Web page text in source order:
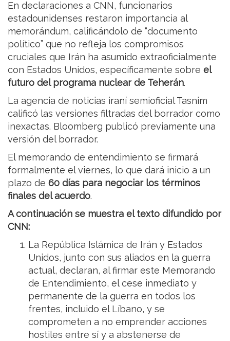
En declaraciones a CNN, funcionarios
estadounidenses restaron importancia al
memorándum, calificándolo de “documento
político” que no refleja los compromisos
cruciales que Irán ha asumido extraoficialmente
con Estados Unidos, específicamente sobre el
futuro del programa nuclear de Teherán.
La agencia de noticias iraní semioficial Tasnim
calificó las versiones filtradas del borrador como
inexactas. Bloomberg publicó previamente una
versión del borrador.
El memorando de entendimiento se firmará
formalmente el viernes, lo que dará inicio a un
plazo de 60 días para negociar los términos
finales del acuerdo.
A continuación se muestra el texto difundido por
CNN:
La República Islámica de Irán y Estados
Unidos, junto con sus aliados en la guerra
actual, declaran, al firmar este Memorando
de Entendimiento, el cese inmediato y
permanente de la guerra en todos los
frentes, incluido el Líbano, y se
comprometen a no emprender acciones
hostiles entre sí y a abstenerse de